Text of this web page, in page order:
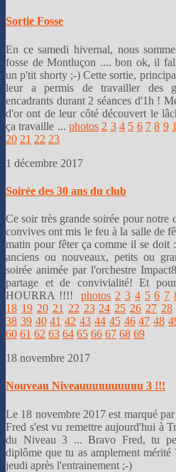
Sortie Fosse
En ce samedi hivernal, nous
fosse de Montluçon .... bon ok, il
un p'tit shorty ;-) Cette sortie,
leur a permis de travailler des
encadrants durant 2 séances d'1h !
d'or ont de leur côté découvert le
ça travaille ... photos 2 3 4 5 6 7 8 9
20 21 22 23
1 décembre 2017
Soirée des 30 ans du club
Ce soir très grande soirée pour notre
convives ont mis le feu à la salle de
matin pour fêter ça comme il se doit
anciens ou nouveaux, petits ou
soirée animée par l'orchestre
partage et de convivialité! Et
HOURRA !!!!photos 2 3 4 5 6 7
18 19 20 21 22 23 24 25 26 27 28
38 39 40 41 42 43 44 45 46 47 48
60 61 62 63 64 65 66 67 68 69
18 novembre 2017
Nouveau Niveauuuuuuuuuu 3 !!!
Le 18 novembre 2017 est marqué
Fred s'est vu remettre aujourd'hui à
du Niveau 3 ... Bravo Fred, tu
diplôme que tu as amplement
jeudi après l'entrainement ;-)